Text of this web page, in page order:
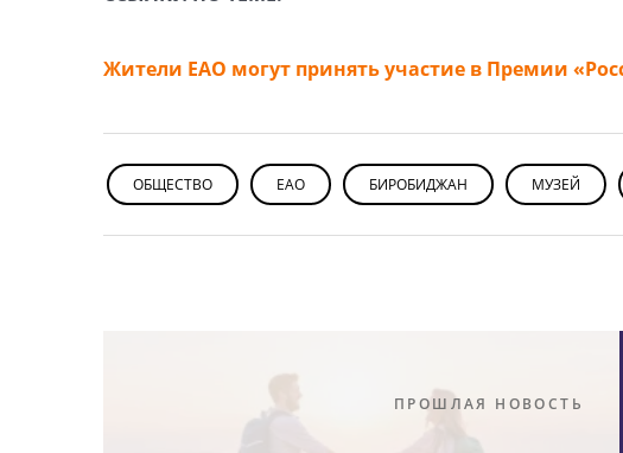
Жители ЕАО могут принять участие в Премии
ОБЩЕСТВО ЕАО БИРОБИДЖАН МУЗЕЙ
ПРОШЛАЯ НОВОСТЬ